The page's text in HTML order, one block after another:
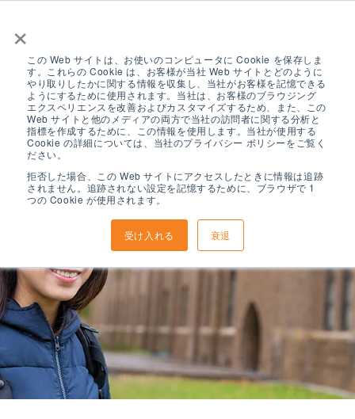
×
この Web サイトは、お使いのコンピュータに Cookie を保存しま
す。これらの Cookie は、お客様が当社 Web サイトとどのように
やり取りしたかに関する情報を収集し、当社がお客様を記憶できる
ようにするために使用されます。当社は、お客様のブラウジング
エクスペリエンスを改善およびカスタマイズするため、また、この
Web サイトと他のメディアの両方で当社の訪問者に関する分析と
指標を作成するために、この情報を使用します。当社が使用する
Cookie の詳細については、当社のプライバシー ポリシーをご覧く
ださい。
拒否した場合、この Web サイトにアクセスしたときに情報は追跡
されません。追跡されない設定を記憶するために、ブラウザで 1
つの Cookie が使用されます。
受け入れる 衰退